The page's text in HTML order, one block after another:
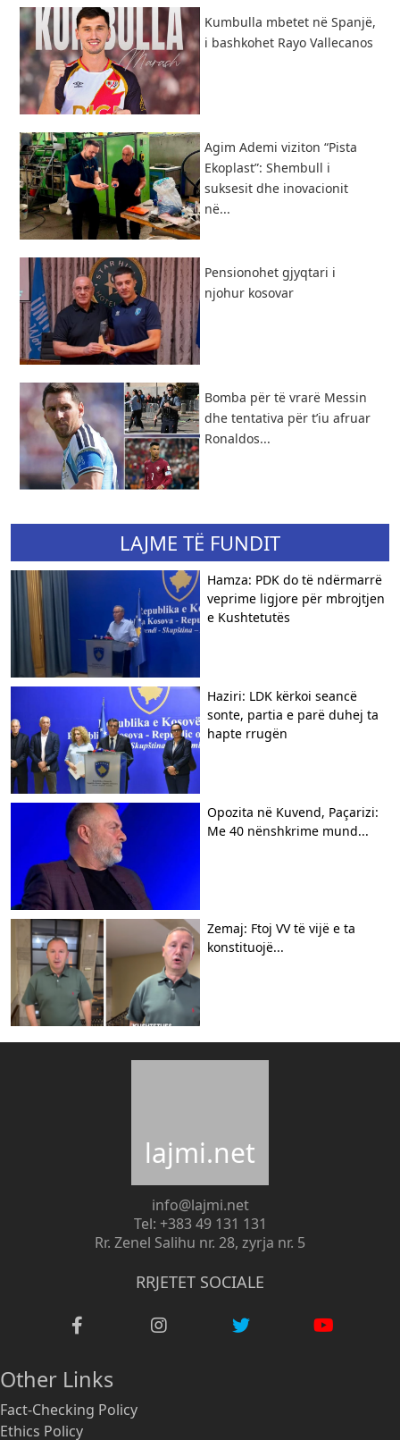
Kumbulla mbetet në Spanjë,
i bashkohet Rayo Vallecanos
Agim Ademi viziton “Pista
Ekoplast”: Shembull i
suksesit dhe inovacionit
në...
Pensionohet gjyqtari i
njohur kosovar
Bomba për të vrarë Messin
dhe tentativa për t’iu afruar
Ronaldos...
LAJME TË FUNDIT
Hamza: PDK do të ndërmarrë
veprime ligjore për mbrojtjen
e Kushtetutës
Haziri: LDK kërkoi seancë
sonte, partia e parë duhej ta
hapte rrugën
Opozita në Kuvend, Paçarizi:
Me 40 nënshkrime mund...
Zemaj: Ftoj VV të vijë e ta
konstituojë...
lajmi.net
info@lajmi.net
Tel: +383 49 131 131
Rr. Zenel Salihu nr. 28, zyrja nr. 5
RRJETET SOCIALE
Other Links
Fact-Checking Policy
Ethics Policy